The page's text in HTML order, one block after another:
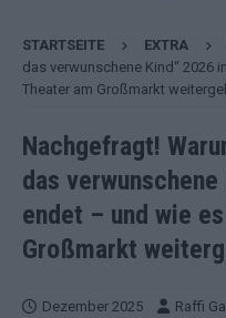
STARTSEITE EXTRA
das verwunschene Kind“ 2026
Theater am Großmarkt
Nachgefragt!
das
endet – und wie
Großmarkt
Dezember 2025 Raffi